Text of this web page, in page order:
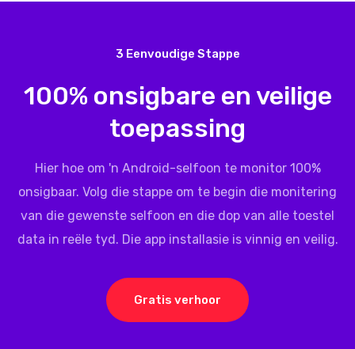
3 Eenvoudige Stappe
100% onsigbare en veilige
toepassing
Hier hoe om 'n Android-selfoon te monitor 100%
onsigbaar. Volg die stappe om te begin die monitering
van die gewenste selfoon en die dop van alle toestel
data in reële tyd. Die app installasie is vinnig en veilig.
Gratis verhoor